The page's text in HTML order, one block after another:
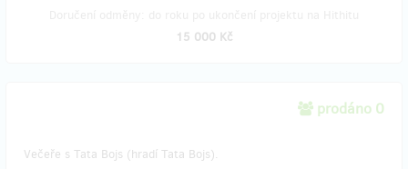
15 000 Kč
prodáno 0
Večeře s Tata Bojs (hradí Tata Bojs).